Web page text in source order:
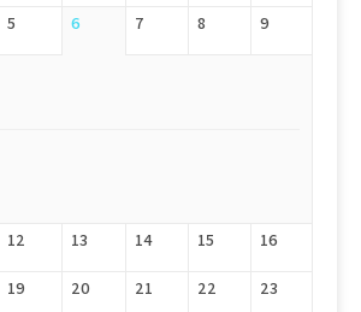
5 6 7 8 9
12 13 14 15 16
19 20 21 22 23